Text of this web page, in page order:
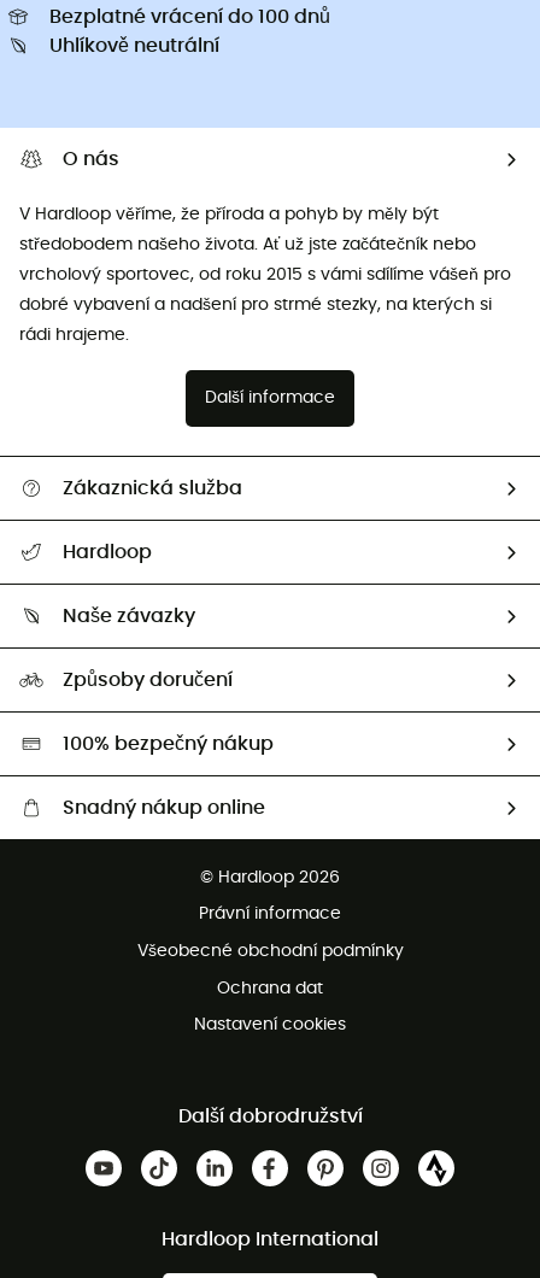
Bezplatné vrácení do 100 dnů
Uhlíkově neutrální
O nás
V Hardloop věříme, že příroda a pohyb by měly být
středobodem našeho života. Ať už jste začátečník nebo
vrcholový sportovec, od roku 2015 s vámi sdílíme vášeň pro
dobré vybavení a nadšení pro strmé stezky, na kterých si
rádi hrajeme.
Další informace
Zákaznická služba
Vrácení zboží a peněz
Hardloop
Naši Ambasadoři
Naše závazky
Second hand
HardGreen
Způsoby doručení
100% bezpečný nákup
Snadný nákup online
Bezplatné vrácení do 100 dnů
© Hardloop 2026
Právní informace
Všeobecné obchodní podmínky
Ochrana dat
Nastavení cookies
Další dobrodružství
Hardloop International